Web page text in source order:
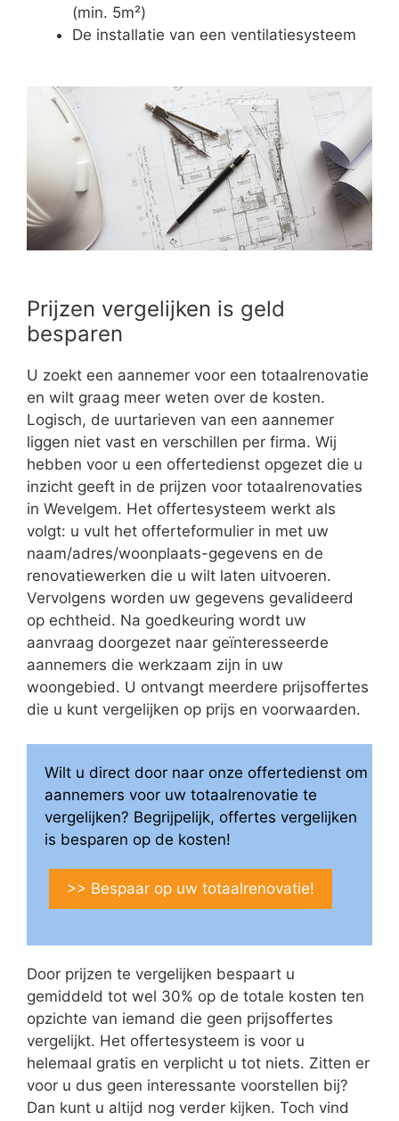
(min. 5m²)
De installatie van een ventilatiesysteem
Prijzen vergelijken is geld
besparen
U zoekt een aannemer voor een totaalrenovatie
en wilt graag meer weten over de kosten.
Logisch, de uurtarieven van een aannemer
liggen niet vast en verschillen per firma. Wij
hebben voor u een offertedienst opgezet die u
inzicht geeft in de prijzen voor totaalrenovaties
in Wevelgem. Het offertesysteem werkt als
volgt: u vult het offerteformulier in met uw
naam/adres/woonplaats-gegevens en de
renovatiewerken die u wilt laten uitvoeren.
Vervolgens worden uw gegevens gevalideerd
op echtheid. Na goedkeuring wordt uw
aanvraag doorgezet naar geïnteresseerde
aannemers die werkzaam zijn in uw
woongebied. U ontvangt meerdere prijsoffertes
die u kunt vergelijken op prijs en voorwaarden.
Wilt u direct door naar onze offertedienst om
aannemers voor uw totaalrenovatie te
vergelijken? Begrijpelijk, offertes vergelijken
is besparen op de kosten!
>> Bespaar op uw totaalrenovatie!
Door prijzen te vergelijken bespaart u
gemiddeld tot wel 30% op de totale kosten ten
opzichte van iemand die geen prijsoffertes
vergelijkt. Het offertesysteem is voor u
helemaal gratis en verplicht u tot niets. Zitten er
voor u dus geen interessante voorstellen bij?
Dan kunt u altijd nog verder kijken. Toch vind